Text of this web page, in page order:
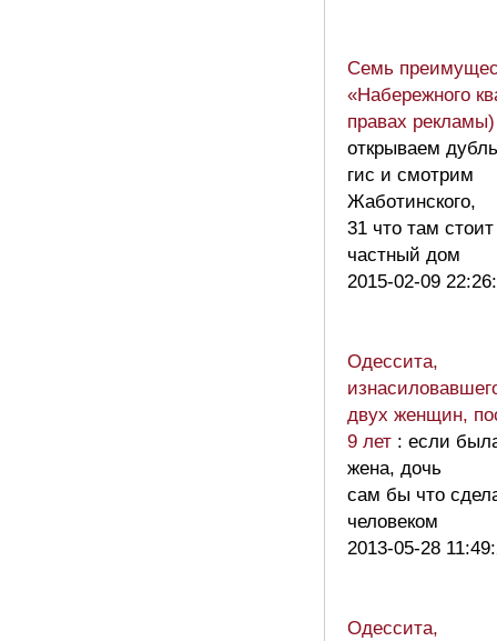
Семь
«Набережного
правах
открываем дубль
гис и смотрим
Жаботинского,
31 что там
частный дом
2015-02-09
Одессита,
двух женщин,
9 лет : если
жена, дочь
сам бы что
человеком
2013-05-28
Одессита,